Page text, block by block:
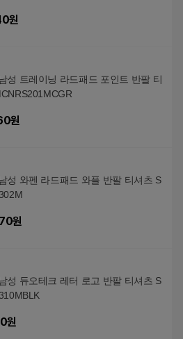
원
성 트레이닝 라드패드 포인트 반팔 티
원
성 와펜 라드패드 와플 반팔 티셔츠 S
원
성 듀오테크 레터 로고 반팔 티셔츠 S
원